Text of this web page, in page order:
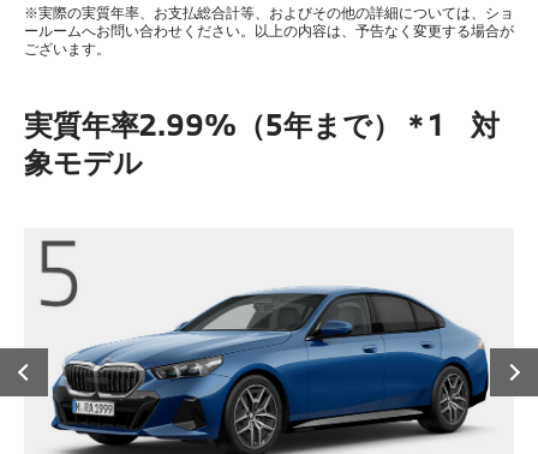
※実際の実質年率、お支払総合計等、およびその他の詳細については、ショ
ールームへお問い合わせください。以上の内容は、予告なく変更する場合が
ございます。
実質年率2.99%（5年まで）＊1 対
象モデル